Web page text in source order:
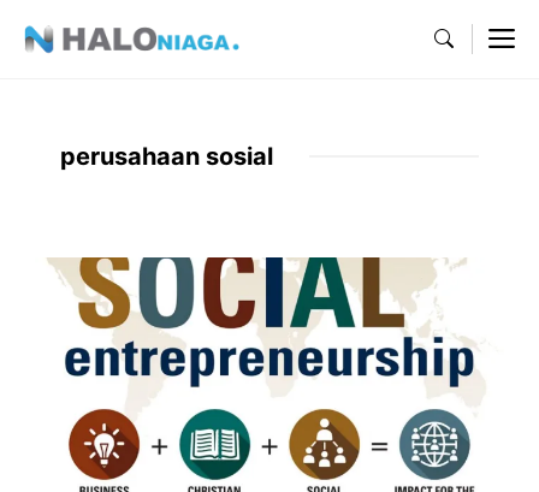
perusahaan sosial